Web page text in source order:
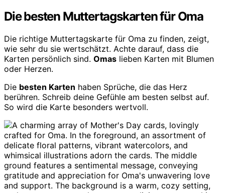
Die besten Muttertagskarten für Oma
Die richtige Muttertagskarte für Oma zu finden, zeigt,
wie sehr du sie wertschätzt. Achte darauf, dass die
Karten persönlich sind. Omas lieben Karten mit Blumen
oder Herzen.
Die besten Karten haben Sprüche, die das Herz
berühren. Schreib deine Gefühle am besten selbst auf.
So wird die Karte besonders wertvoll.